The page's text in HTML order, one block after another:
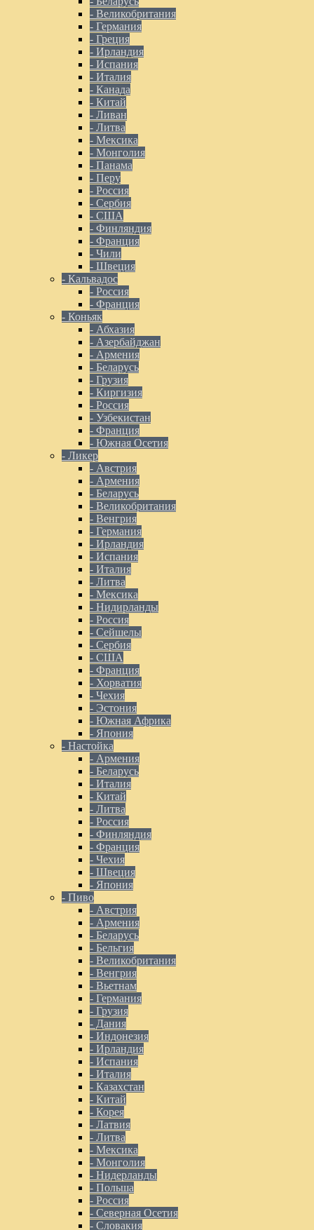
- Великобритания
- Германия
- Греция
- Ирландия
- Испания
- Италия
- Канада
- Китай
- Ливан
- Литва
- Мексика
- Монголия
- Панама
- Перу
- Россия
- Сербия
- США
- Финляндия
- Франция
- Чили
- Швеция
- Кальвадос
- Россия
- Франция
- Коньяк
- Абхазия
- Азербайджан
- Армения
- Беларусь
- Грузия
- Киргизия
- Россия
- Узбекистан
- Франция
- Южная Осетия
- Ликер
- Австрия
- Армения
- Беларусь
- Великобритания
- Венгрия
- Германия
- Ирландия
- Испания
- Италия
- Литва
- Мексика
- Нидирланды
- Россия
- Сейшелы
- Сербия
- США
- Франция
- Хорватия
- Чехия
- Эстония
- Южная Африка
- Япония
- Настойка
- Армения
- Беларусь
- Италия
- Китай
- Литва
- Россия
- Финляндия
- Франция
- Чехия
- Швеция
- Япония
- Пиво
- Австрия
- Армения
- Беларусь
- Бельгия
- Великобритания
- Венгрия
- Вьетнам
- Германия
- Грузия
- Дания
- Индонезия
- Ирландия
- Испания
- Италия
- Казахстан
- Китай
- Корея
- Латвия
- Литва
- Мексика
- Монголия
- Нидерланды
- Польша
- Россия
- Северная Осетия
- Словакия